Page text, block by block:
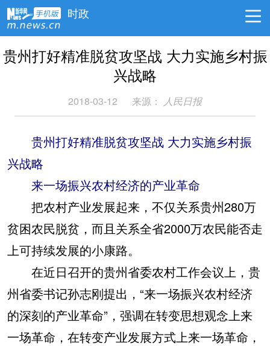
时政
贵州打好精准脱贫攻坚战 大力实施乡村振
兴战略
2018-03-12 来源： 人民日报
贵州打好精准脱贫攻坚战 大力实施乡村振
兴战略
来一场振兴农村经济的产业革命
把农村产业发展起来，不仅关系贵州280万
贫困农民脱贫，而且关系全省2000万农民能否走
上可持续发展的小康路。
在近日召开的贵州省委农村工作会议上，贵
州省委书记孙志刚提出，“来一场振兴农村经济
的深刻的产业革命”，强调在转变思想观念上来
一场革命，在转变产业发展方式上来一场革命，